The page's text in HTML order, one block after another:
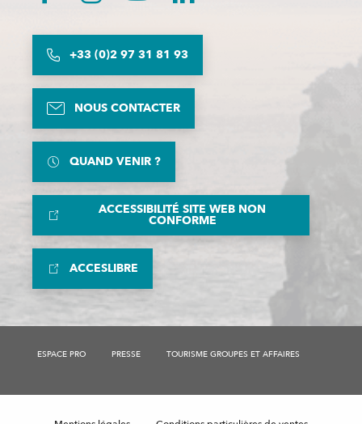
+33 (0)2 97 31 81 93
NOUS CONTACTER
QUAND VENIR ?
ACCESSIBILITÉ SITE WEB NON
CONFORME
ACCESLIBRE
ESPACE PRO PRESSE TOURISME GROUPES ET AFFAIRES